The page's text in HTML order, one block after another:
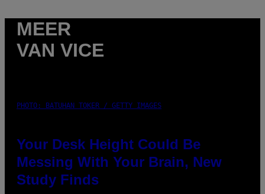
MEER
VAN VICE
PHOTO: BATUHAN TOKER / GETTY IMAGES
Your Desk Height Could Be
Messing With Your Brain, New
Study Finds